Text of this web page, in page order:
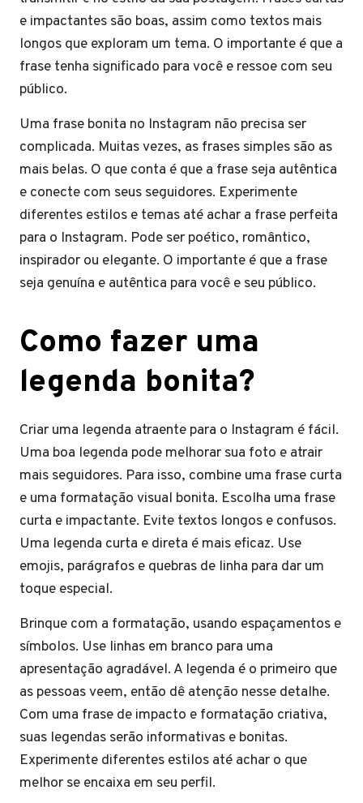
e impactantes são boas, assim como textos mais
longos que exploram um tema. O importante é que a
frase tenha significado para você e ressoe com seu
público.
Uma frase bonita no Instagram não precisa ser
complicada. Muitas vezes, as frases simples são as
mais belas. O que conta é que a frase seja autêntica
e conecte com seus seguidores. Experimente
diferentes estilos e temas até achar a frase perfeita
para o Instagram. Pode ser poético, romântico,
inspirador ou elegante. O importante é que a frase
seja genuína e autêntica para você e seu público.
Como fazer uma
legenda bonita?
Criar uma legenda atraente para o Instagram é fácil.
Uma boa legenda pode melhorar sua foto e atrair
mais seguidores. Para isso, combine uma frase curta
e uma formatação visual bonita. Escolha uma frase
curta e impactante. Evite textos longos e confusos.
Uma legenda curta e direta é mais eficaz. Use
emojis, parágrafos e quebras de linha para dar um
toque especial.
Brinque com a formatação, usando espaçamentos e
símbolos. Use linhas em branco para uma
apresentação agradável. A legenda é o primeiro que
as pessoas veem, então dê atenção nesse detalhe.
Com uma frase de impacto e formatação criativa,
suas legendas serão informativas e bonitas.
Experimente diferentes estilos até achar o que
melhor se encaixa em seu perfil.